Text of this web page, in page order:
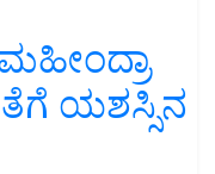
ಯಶಸ್ಸಿನ